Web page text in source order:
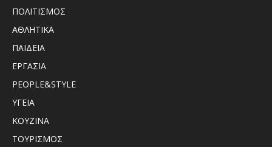
ΠΟΛΙΤΙΣΜΟΣ
ΑΘΛΗΤΙΚΑ
ΠΑΙΔΕΙΑ
ΕΡΓΑΣΙΑ
PEOPLE&STYLE
ΥΓΕΙΑ
ΚΟΥΖΙΝΑ
ΤΟΥΡΙΣΜΟΣ